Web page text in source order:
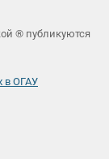
® публикуются
в ОГАУ